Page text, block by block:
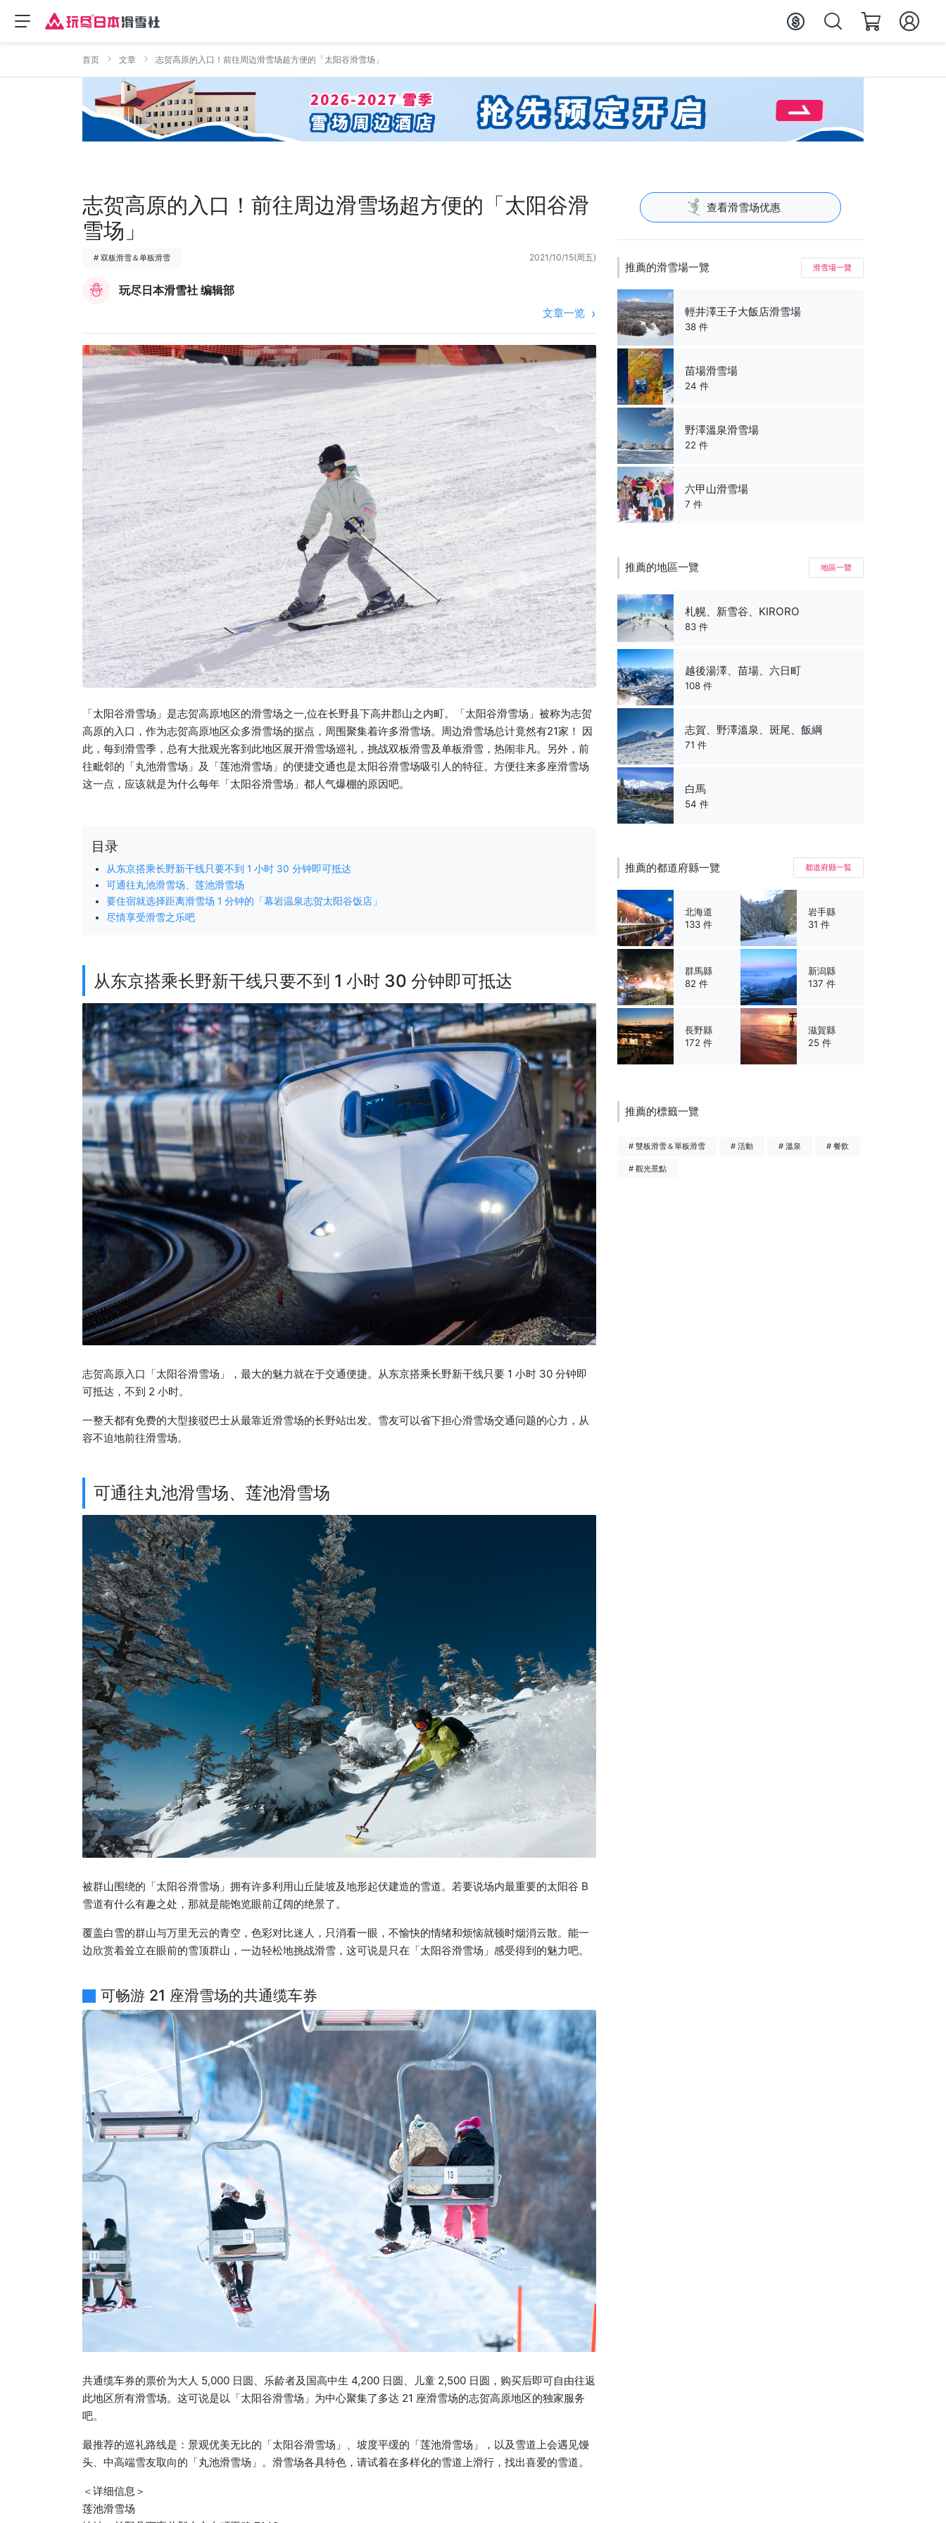
首页 文章 志贺高原的入口！前往周边滑雪场超方便的「太阳谷滑雪场」
志贺高原的入口！前往周边滑雪场超方便的「太阳谷滑
雪场」
# 双板滑雪＆单板滑雪 2021/10/15(周五)
玩尽日本滑雪社 编辑部
文章一览
「太阳谷滑雪场」是志贺高原地区的滑雪场之一,位在长野县下高井郡山之内町。「太阳谷滑雪场」被称为志贺
高原的入口，作为志贺高原地区众多滑雪场的据点，周围聚集着许多滑雪场。周边滑雪场总计竟然有21家！ 因
此，每到滑雪季，总有大批观光客到此地区展开滑雪场巡礼，挑战双板滑雪及单板滑雪，热闹非凡。另外，前
往毗邻的「丸池滑雪场」及「莲池滑雪场」的便捷交通也是太阳谷滑雪场吸引人的特征。方便往来多座滑雪场
这一点，应该就是为什么每年「太阳谷滑雪场」都人气爆棚的原因吧。
目录
从东京搭乘长野新干线只要不到 1 小时 30 分钟即可抵达
可通往丸池滑雪场、莲池滑雪场
要住宿就选择距离滑雪场 1 分钟的「幕岩温泉志贺太阳谷饭店」
尽情享受滑雪之乐吧
从东京搭乘长野新干线只要不到 1 小时 30 分钟即可抵达
志贺高原入口「太阳谷滑雪场」，最大的魅力就在于交通便捷。从东京搭乘长野新干线只要 1 小时 30 分钟即
可抵达，不到 2 小时。
一整天都有免费的大型接驳巴士从最靠近滑雪场的长野站出发。雪友可以省下担心滑雪场交通问题的心力，从
容不迫地前往滑雪场。
可通往丸池滑雪场、莲池滑雪场
被群山围绕的「太阳谷滑雪场」拥有许多利用山丘陡坡及地形起伏建造的雪道。若要说场内最重要的太阳谷 B
雪道有什么有趣之处，那就是能饱览眼前辽阔的绝景了。
覆盖白雪的群山与万里无云的青空，色彩对比迷人，只消看一眼，不愉快的情绪和烦恼就顿时烟消云散。能一
边欣赏着耸立在眼前的雪顶群山，一边轻松地挑战滑雪，这可说是只在「太阳谷滑雪场」感受得到的魅力吧。
可畅游 21 座滑雪场的共通缆车券
共通缆车券的票价为大人 5,000 日圆、乐龄者及国高中生 4,200 日圆、儿童 2,500 日圆，购买后即可自由往返
此地区所有滑雪场。这可说是以「太阳谷滑雪场」为中心聚集了多达 21 座滑雪场的志贺高原地区的独家服务
吧。
最推荐的巡礼路线是：景观优美无比的「太阳谷滑雪场」、坡度平缓的「莲池滑雪场」，以及雪道上会遇见馒
头、中高端雪友取向的「丸池滑雪场」。滑雪场各具特色，请试着在多样化的雪道上滑行，找出喜爱的雪道。
＜详细信息＞
莲池滑雪场
查看滑雪场优惠
推薦的滑雪場一覽 滑雪場一覽
輕井澤王子大飯店滑雪場
38 件
苗場滑雪場
24 件
野澤溫泉滑雪場
22 件
六甲山滑雪場
7 件
推薦的地區一覽 地區一覽
札幌、新雪谷、KIRORO
83 件
越後湯澤、苗場、六日町
108 件
志賀、野澤溫泉、斑尾、飯綱
71 件
白馬
54 件
推薦的都道府縣一覽 都道府縣一覧
北海道
133 件
岩手縣
31 件
群馬縣
82 件
新潟縣
137 件
長野縣
172 件
滋賀縣
25 件
推薦的標籤一覽
# 雙板滑雪＆單板滑雪 # 活動 # 溫泉 # 餐飲
# 觀光景點